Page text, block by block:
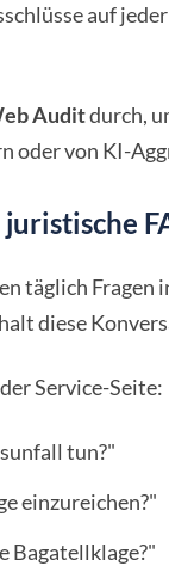
auf
Auditdurch,
oder von KI-
täglich Fragen
diese
Service-Seite:
tun?"
einzureichen?"
Bagatellklage?"